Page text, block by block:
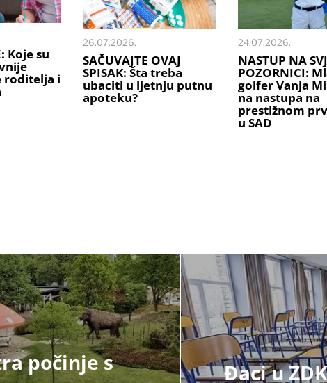
Koje su
roditelja i
26.07.2026.
SAČUVAJTE OVAJ
SPISAK: Šta treba
ubaciti u ljetnju putnu
apoteku?
24.07.2026.
NASTUP NA
POZORNICI:
golfer Vanja
na nastupa na
prestižnom
u SAD
počinje s Đaci u